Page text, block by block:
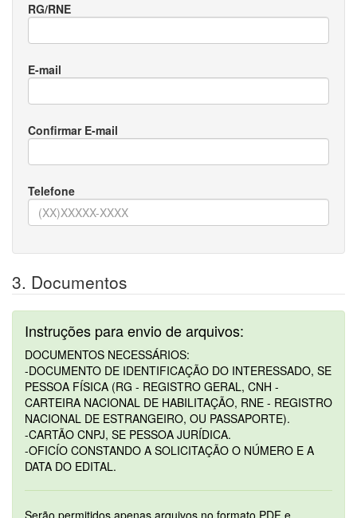
RG/RNE
E-mail
Confirmar E-mail
Telefone
3. Documentos
Instruções para envio de arquivos:
DOCUMENTOS NECESSÁRIOS:
-DOCUMENTO DE IDENTIFICAÇÃO DO INTERESSADO, SE
PESSOA FÍSICA (RG - REGISTRO GERAL, CNH -
CARTEIRA NACIONAL DE HABILITAÇÃO, RNE - REGISTRO
NACIONAL DE ESTRANGEIRO, OU PASSAPORTE).
-CARTÃO CNPJ, SE PESSOA JURÍDICA.
-OFICÍO CONSTANDO A SOLICITAÇÃO O NÚMERO E A
DATA DO EDITAL.
Serão permitidos apenas arquivos no formato PDF e